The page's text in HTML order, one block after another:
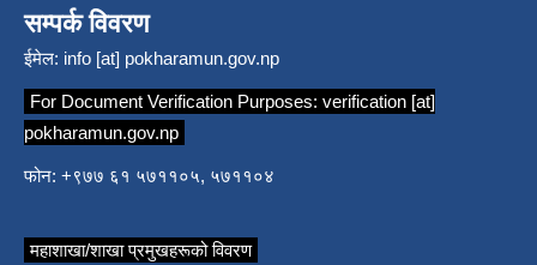
सम्पर्क विवरण
ईमेल: info [at] pokharamun.gov.np
For Document Verification Purposes: verification [at]
pokharamun.gov.np
फोन: +९७७ ६१ ५७११०५, ५७११०४
महाशाखा/शाखा प्रमुखहरूको विवरण